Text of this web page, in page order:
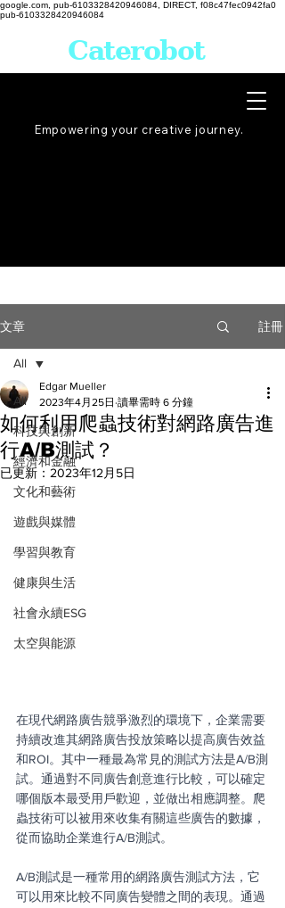
google.com, pub-6103328420946084, DIRECT, f08c47fec0942fa0
pub-6103328420946084
Empowering your creative journey.
Caterobot
文章 註冊
All
科技與創新
經濟和金融
文化和藝術
遊戲與媒體
學習與教育
健康與生活
社會永續ESG
太空與能源
All
如何利用爬蟲技術對網路廣告進
行A/B測試？
Edgar Mueller
2023年4月25日 讀畢需時 6 分鐘
已更新： 2023年12月5日
在現代網路廣告競爭激烈的環境下，企業需要
持續改進其網路廣告投放策略以提高廣告效益
和ROI。其中一種最為常見的測試方法是A/B測
試。通過對不同廣告創意進行比較，可以確定
哪個版本最受用戶歡迎，並做出相應調整。爬
蟲技術可以被用來收集有關這些廣告的數據，
從而協助企業進行A/B測試。
A/B測試是一種常用的網路廣告測試方法，它
可以用來比較不同廣告變體之間的表現。通過